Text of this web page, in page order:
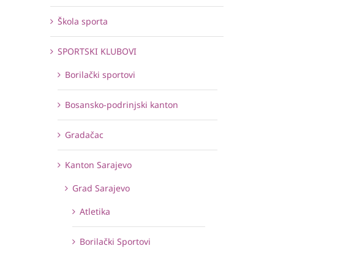
Škola sporta
SPORTSKI KLUBOVI
Borilački sportovi
Bosansko-podrinjski kanton
Gradačac
Kanton Sarajevo
Grad Sarajevo
Atletika
Borilački Sportovi